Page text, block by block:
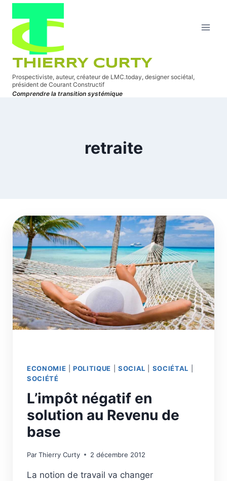
Aller
contenu
THIERRY CURTY
Prospectiviste, auteur, créateur de LMC.today, designer sociétal,
président de Courant Constructif
Comprendre la transition systémique
retraite
ECONOMIE |POLITIQUE SOCIAL SOCIÉTAL
SOCIÉTÉ
L’impôt négatif en
solution au Revenu de
base
ParThierry Curty 2 décembre 2012
La notion de travail va changer